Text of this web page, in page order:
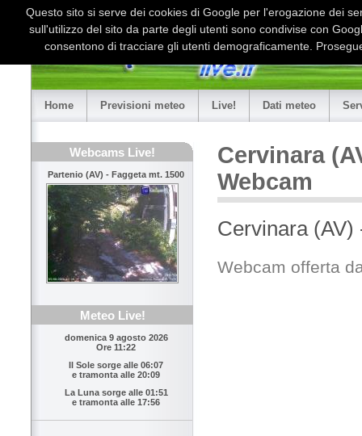
Home Previsioni meteo Live! Dati meteo
Webcams Live!
Partenio (AV) - Faggeta mt. 1500
Meteo Live!
domenica 9 agosto 2026
Ore 11:22
Il Sole sorge alle 06:07
e tramonta alle 20:09
La Luna sorge alle 01:51
e tramonta alle 17:56
Cervinara
Webcam
Cervinara (AV)
Webcam offerta
Questo sito si serve dei cookies di Google per l'erogazione dei
sull'utilizzo del sito da parte degli utenti sono condivise con
consentono di tracciare gli utenti demograficamente.